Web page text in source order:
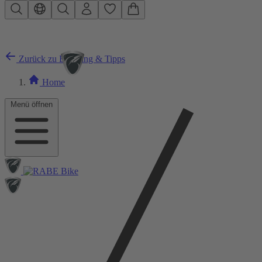
Zum Hauptinhalt springen
Menü öffnen
Zurück zu Beratung & Tipps
Home